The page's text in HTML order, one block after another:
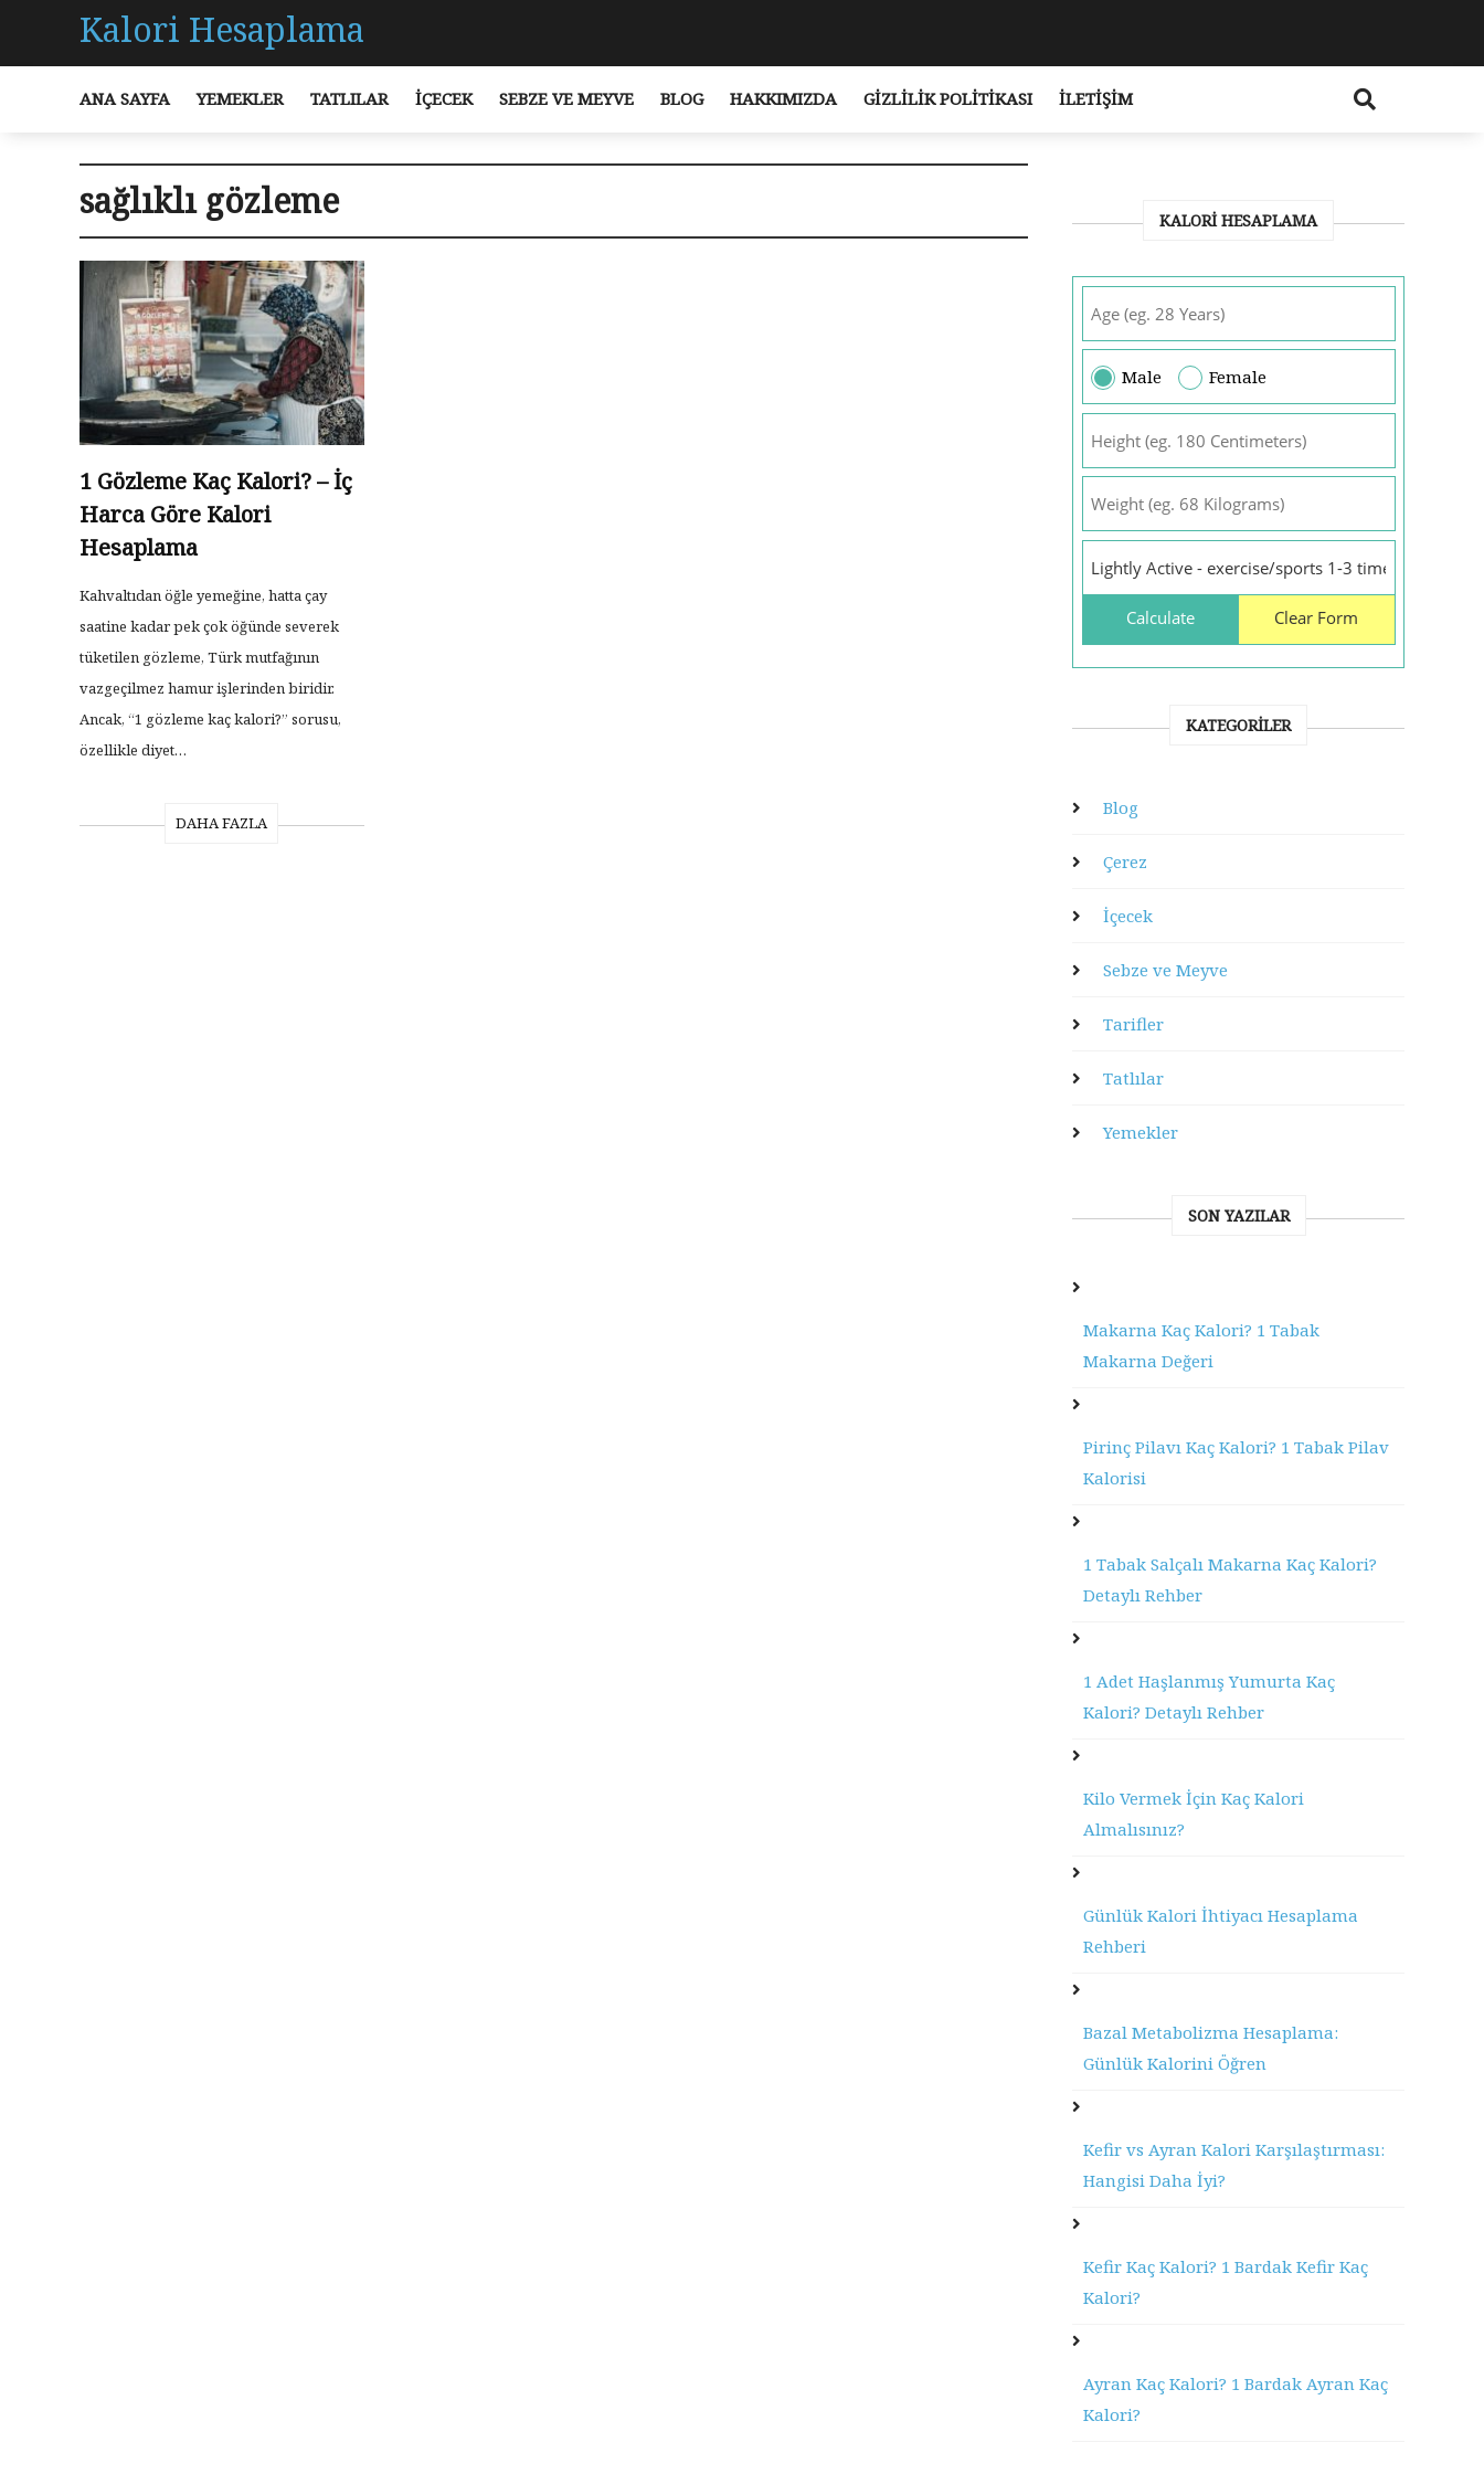
Kalori Hesaplama
ANA SAYFA YEMEKLER TATLILAR İÇECEK SEBZE VE MEYVE BLOG HAKKIMIZDA GIZLILIK POLITIKASI İLETIŞIM
sağlıklı gözleme
1 Gözleme Kaç Kalori? – İç
Harca Göre Kalori
Hesaplama
Kahvaltıdan öğle yemeğine, hatta çay
saatine kadar pek çok öğünde severek
tüketilen gözleme, Türk mutfağının
vazgeçilmez hamur işlerinden biridir.
Ancak, “1 gözleme kaç kalori?” sorusu,
özellikle diyet…
DAHA FAZLA
KALORI HESAPLAMA
Male Female
KATEGORILER
Blog
Çerez
İçecek
Sebze ve Meyve
Tarifler
Tatlılar
Yemekler
SON YAZILAR
Makarna Kaç Kalori? 1 Tabak
Makarna Değeri
Pirinç Pilavı Kaç Kalori? 1 Tabak Pilav
Kalorisi
1 Tabak Salçalı Makarna Kaç Kalori?
Detaylı Rehber
1 Adet Haşlanmış Yumurta Kaç
Kalori? Detaylı Rehber
Kilo Vermek İçin Kaç Kalori
Almalısınız?
Günlük Kalori İhtiyacı Hesaplama
Rehberi
Bazal Metabolizma Hesaplama:
Günlük Kalorini Öğren
Kefir vs Ayran Kalori Karşılaştırması:
Hangisi Daha İyi?
Kefir Kaç Kalori? 1 Bardak Kefir Kaç
Kalori?
Ayran Kaç Kalori? 1 Bardak Ayran Kaç
Kalori?